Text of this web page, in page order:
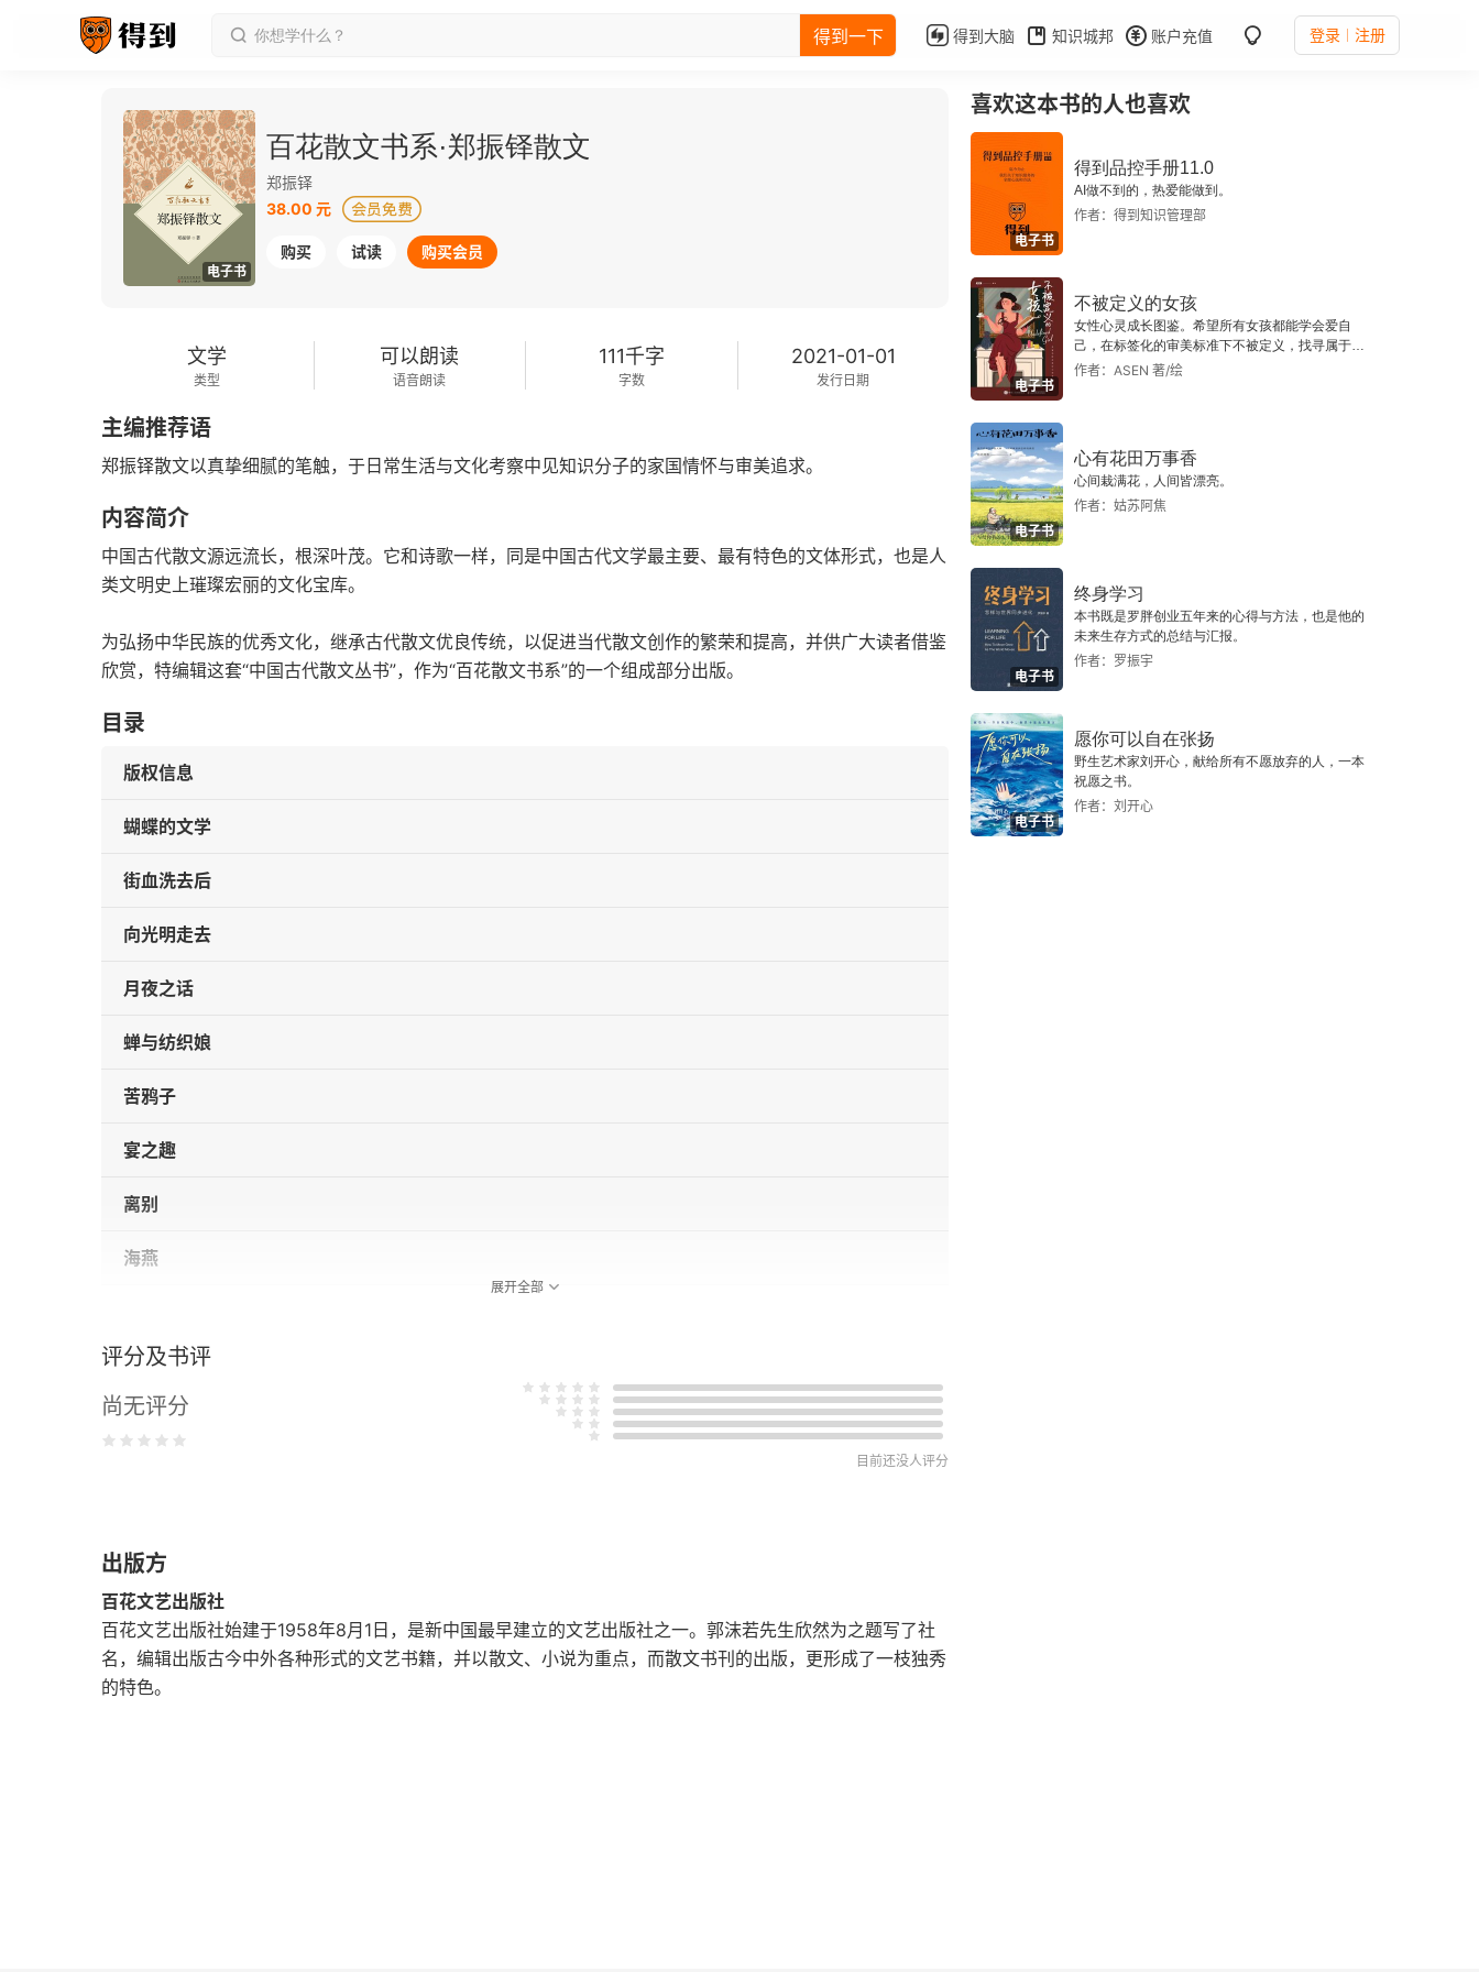
得到一下 得到大脑 知识城邦 账户充值 登录 注册
电子书
百花散文书系·郑振铎散文
郑振铎
38.00 元
购买 试读 购买会员
文学
类型
可以朗读
语音朗读
111千字
字数
2021-01-01
发行日期
主编推荐语
郑振铎散文以真挚细腻的笔触，于日常生活与文化考察中见知识分子的家国情怀与审美追求。
内容简介
中国古代散文源远流长，根深叶茂。它和诗歌一样，同是中国古代文学最主要、最有特色的文体形式，也是人
类文明史上璀璨宏丽的文化宝库。
为弘扬中华民族的优秀文化，继承古代散文优良传统，以促进当代散文创作的繁荣和提高，并供广大读者借鉴
欣赏，特编辑这套“中国古代散文丛书”，作为“百花散文书系”的一个组成部分出版。
目录
版权信息
蝴蝶的文学
街血洗去后
向光明走去
月夜之话
蝉与纺织娘
苦鸦子
宴之趣
离别
海燕
阿拉伯人
黄昏的观前街
北平
幻境
展开全部
评分及书评
尚无评分
目前还没人评分
出版方
百花文艺出版社
百花文艺出版社始建于1958年8月1日，是新中国最早建立的文艺出版社之一。郭沫若先生欣然为之题写了社
名，编辑出版古今中外各种形式的文艺书籍，并以散文、小说为重点，而散文书刊的出版，更形成了一枝独秀
的特色。
喜欢这本书的人也喜欢
电子书
得到品控手册11.0
AI做不到的，热爱能做到。
作者：得到知识管理部
电子书
不被定义的女孩
女性心灵成长图鉴。希望所有女孩都能学会爱自
己，在标签化的审美标准下不被定义，找寻属于自
己的生活态度与生活方式。
作者：ASEN 著/绘
电子书
心有花田万事香
心间栽满花，人间皆漂亮。
作者：姑苏阿焦
电子书
终身学习
本书既是罗胖创业五年来的心得与方法，也是他的
未来生存方式的总结与汇报。
作者：罗振宇
电子书
愿你可以自在张扬
野生艺术家刘开心，献给所有不愿放弃的人，一本
祝愿之书。
作者：刘开心